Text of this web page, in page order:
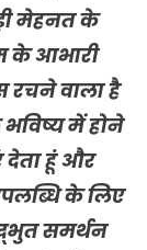
मेहनतके
केआभारी
रचनेवालाहै
भविष्यमेंहोने
देताहूंऔर
केलिए
समर्थन